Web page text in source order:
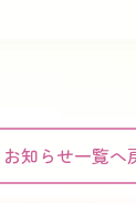
お知らせ一覧へ